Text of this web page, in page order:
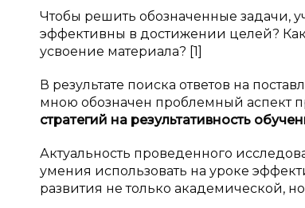
Чтобы решить обозначенные задачи,
эффективны в достижении целей?
усвоение материала? [1]
В результате поиска ответов на
мною обозначен проблемный аспект
стратегий на результативность
Актуальность проведенного
умения использовать на уроке
развития не только академической,